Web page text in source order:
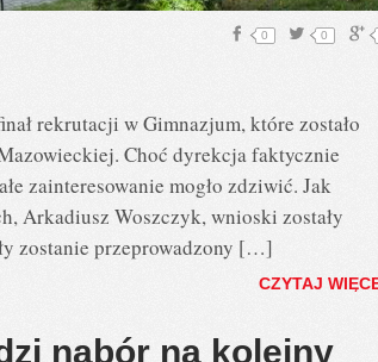
0
0
rekrutacji w Gimnazjum, które zostało
Choć dyrekcja faktycznie
zainteresowanie mogło zdziwić. Jak
Arkadiusz Woszczyk, wnioski zostały
zostanie przeprowadzony […]
CZYTAJ
nabór na kolejny